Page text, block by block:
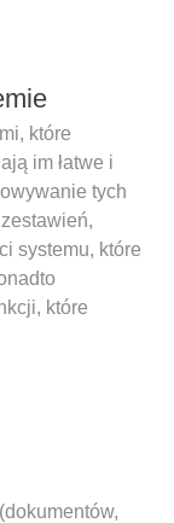
które
im łatwe i
tych
systemu, które
które